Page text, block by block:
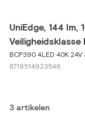
UniEdge, 144 lm,
Veiligheidsklasse
BCP390 4LED 40K
8719514923546
3 artikelen